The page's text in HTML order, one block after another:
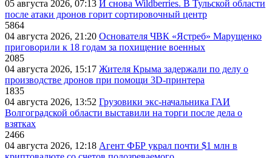
05 августа 2026, 07:13 И снова Wildberries. В Тульской области
после атаки дронов горит сортировочный центр
5864
04 августа 2026, 21:20 Основателя ЧВК «Ястреб» Марущенко
приговорили к 18 годам за похищение военных
2085
04 августа 2026, 15:17 Жителя Крыма задержали по делу о
производстве дронов при помощи 3D‑принтера
1835
04 августа 2026, 13:52 Грузовики экс-начальника ГАИ
Волгоградской области выставили на торги после дела о
взятках
2466
04 августа 2026, 12:18 Агент ФБР украл почти $1 млн в